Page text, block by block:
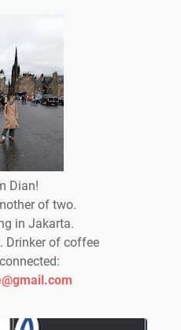
Dian!
of two.
in Jakarta.
Drinker of coffee